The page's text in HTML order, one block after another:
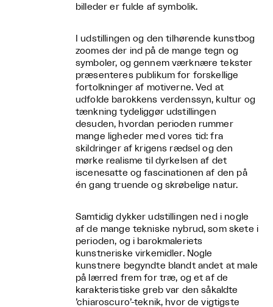
billeder er fulde af symbolik.
I udstillingen og den tilhørende kunstbog
zoomes der ind på de mange tegn og
symboler, og gennem værknære tekster
præsenteres publikum for forskellige
fortolkninger af motiverne. Ved at
udfolde barokkens verdenssyn, kultur og
tænkning tydeliggør udstillingen
desuden, hvordan perioden rummer
mange ligheder med vores tid: fra
skildringer af krigens rædsel og den
mørke realisme til dyrkelsen af det
iscenesatte og fascinationen af den på
én gang truende og skrøbelige natur.
Samtidig dykker udstillingen ned i nogle
af de mange tekniske nybrud, som skete i
perioden, og i barokmaleriets
kunstneriske virkemidler. Nogle
kunstnere begyndte blandt andet at male
på lærred frem for træ, og et af de
karakteristiske greb var den såkaldte
’chiaroscuro’-teknik, hvor de vigtigste